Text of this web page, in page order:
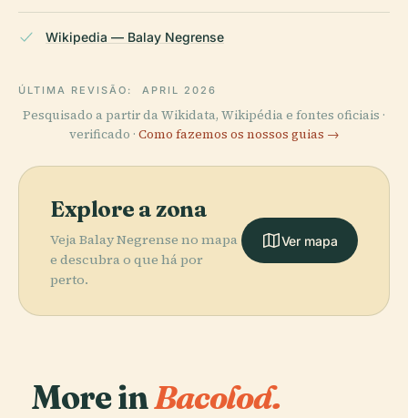
Wikipedia — Balay Negrense
ÚLTIMA REVISÃO: APRIL 2026
Pesquisado a partir da Wikidata, Wikipédia e fontes oficiais ·
verificado · Como fazemos os nossos guias →
Explore a zona
Veja Balay Negrense no mapa
e descubra o que há por
perto.
Ver mapa
More inBacolod.